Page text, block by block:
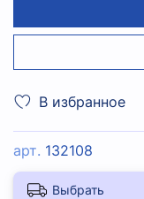
В избранное
арт. 132108
Выбрать